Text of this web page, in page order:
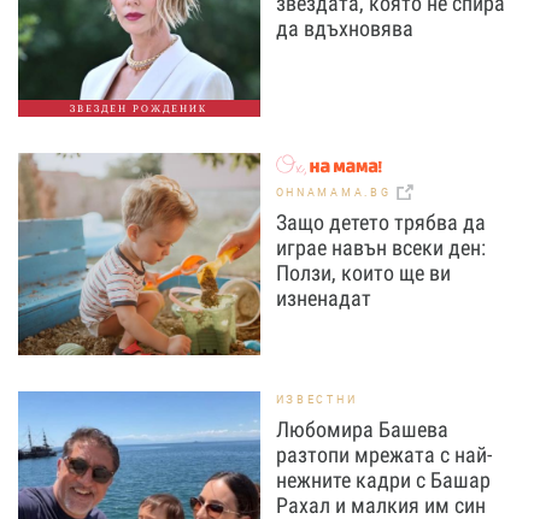
ЗВЕЗДЕН РОЖДЕНИК
да вдъхновява
OHNAMAMA.BG
Защо детето трябва да
играе навън всеки ден:
Ползи, които ще ви
изненадат
ИЗВЕСТНИ
Любомира Башева
разтопи мрежата с най-
нежните кадри с Башар
Рахал и малкия им син